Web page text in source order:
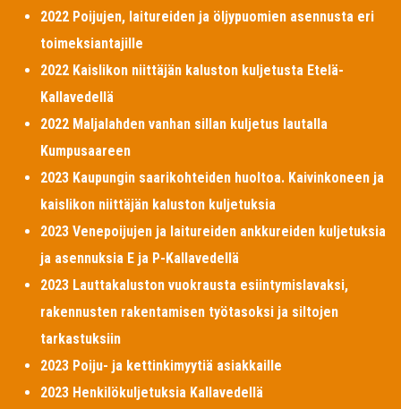
2022 Poijujen, laitureiden ja öljypuomien asennusta eri
toimeksiantajille
2022 Kaislikon niittäjän kaluston kuljetusta Etelä-
Kallavedellä
2022 Maljalahden vanhan sillan kuljetus lautalla
Kumpusaareen
2023 Kaupungin saarikohteiden huoltoa. Kaivinkoneen ja
kaislikon niittäjän kaluston kuljetuksia
2023 Venepoijujen ja laitureiden ankkureiden kuljetuksia
ja asennuksia E ja P-Kallavedellä
2023 Lauttakaluston vuokrausta esiintymislavaksi,
rakennusten rakentamisen työtasoksi ja siltojen
tarkastuksiin
2023 Poiju- ja kettinkimyytiä asiakkaille
2023 Henkilökuljetuksia Kallavedellä